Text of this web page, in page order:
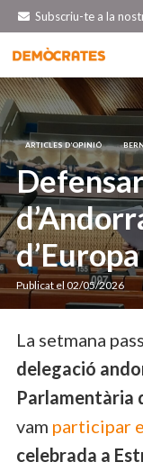
Subscriu-te a la
ARTICLES D’OPINIÓ
d’Europa
Publicat el 02/05/2026
La setmana
delegació
Parlamentària
vam participar
celebrada a